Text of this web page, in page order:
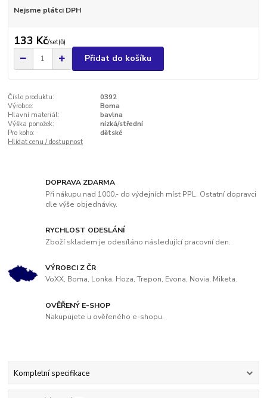
Nejsme plátci DPH
133 Kč/set(ů)
Přidat do košíku
Číslo produktu:
0392
Výrobce:
Boma
Hlavní materiál:
bavlna
Výška ponožek:
nízká/střední
Pro koho:
dětské
Hlídat cenu / dostupnost
DOPRAVA ZDARMA
Při nákupu nad 1000,- do výdejních míst PPL. Ostatní dopravci
dle výše objednávky.
RYCHLOST ODESLÁNÍ
Zboží skladem je odesíláno následující pracovní den.
VÝROBCI Z ČR
VoXX, Boma, Lonka, Hoza, Trepon, Evona, Novia, Miketa.
OVĚŘENÝ E-SHOP
Nakupujete u ověřeného e-shopu.
Kompletní specifikace